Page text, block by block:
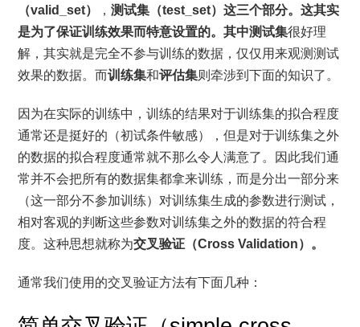
（valid_set）
，测试集（test_set）这三个部分。这其实
是为了保证训练效果而特意设置的。其中测试集很好理
解，其实就是完全不参与训练的数据，仅仅用来观测测试
效果的数据。而训练集和评估集则牵涉到下面的知识了。
因为在实际的训练中，训练的结果对于训练集的拟合程度
通常还是挺好的（初试条件敏感），但是对于训练集之外
的数据的拟合程度通常就不那么令人满意了。因此我们通
常并不会把所有的数据集都拿来训练，而是分出一部分来
（这一部分不参加训练）对训练集生成的参数进行测试，
相对客观的判断这些参数对训练集之外的数据的符合程
度。这种思想就称为交叉验证（Cross Validation）。
通常我们使用的交叉验证方法有下面几种：